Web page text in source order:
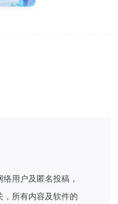
用户及匿名投稿，
，所有内容及软件的